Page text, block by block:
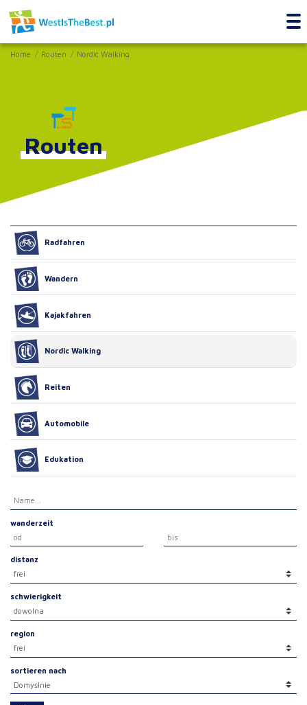
Home Routen Nordic Walking
Routen
Radfahren
Wandern
Kajakfahren
Nordic Walking
Reiten
Automobile
Edukation
wanderzeit
distanz
schwierigkeit
region
sortieren nach